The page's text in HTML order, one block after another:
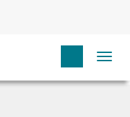
REGISTO ONCOLÓGICO